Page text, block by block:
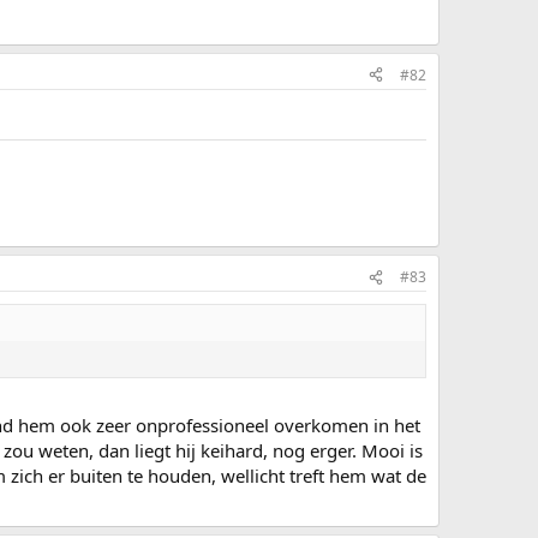
#82
#83
hem ook zeer onprofessioneel overkomen in het
weten, dan liegt hij keihard, nog erger. Mooi is
er buiten te houden, wellicht treft hem wat de